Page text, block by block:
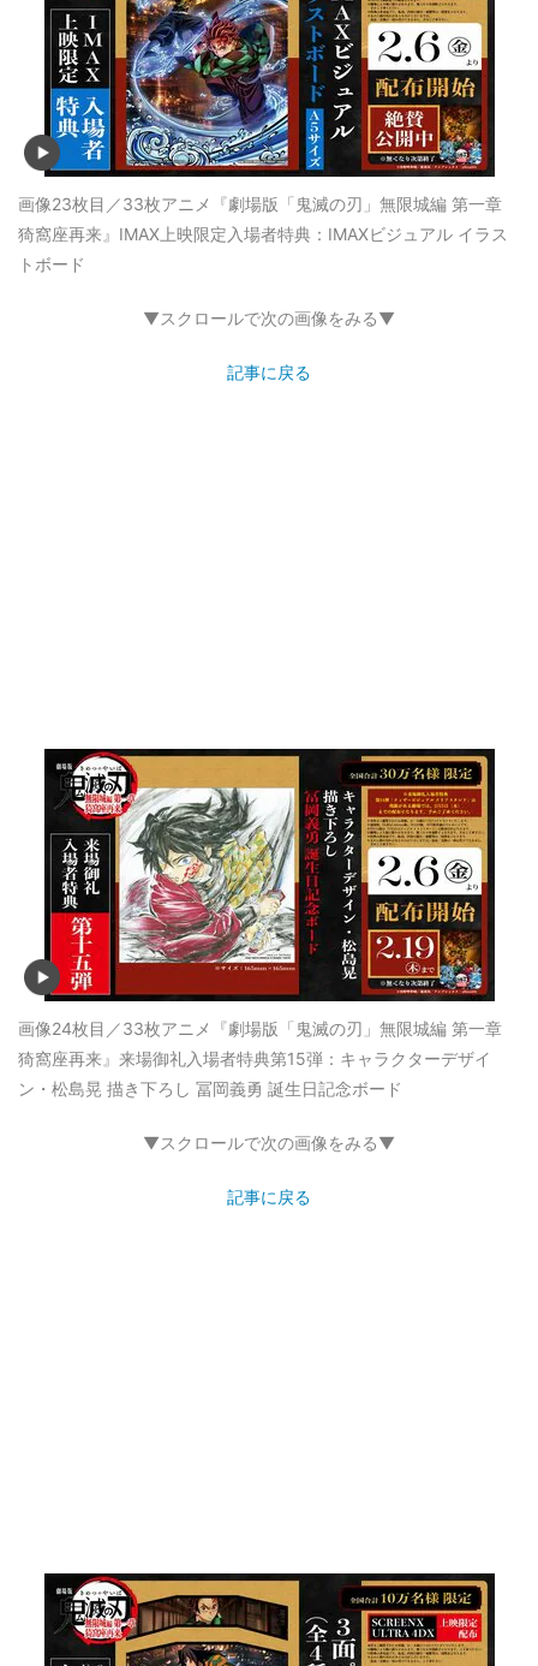
画像23枚目／33枚アニメ『劇場版「鬼滅の刃」無限城編 第一章
猗窩座再来』IMAX上映限定入場者特典：IMAXビジュアル イラス
トボード
▼スクロールで次の画像をみる▼
記事に戻る
画像24枚目／33枚アニメ『劇場版「鬼滅の刃」無限城編 第一章
猗窩座再来』来場御礼入場者特典第15弾：キャラクターデザイ
ン・松島晃 描き下ろし 冨岡義勇 誕生日記念ボード
▼スクロールで次の画像をみる▼
記事に戻る